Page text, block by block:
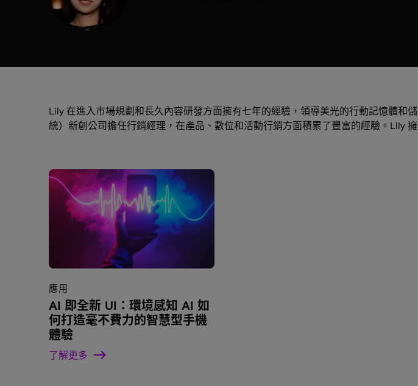
Lily 在進入市場規劃和長久內容研發方面擁有七年的經驗，領導美光的行動記憶體和
統）新創公司擔任行銷經理，在產品、數位和活動行銷方面積累了豐富的經驗。Lily
應用
AI 即全新 UI：環境感知 AI 如
何打造毫不費力的智慧型手機
體驗
了解更多